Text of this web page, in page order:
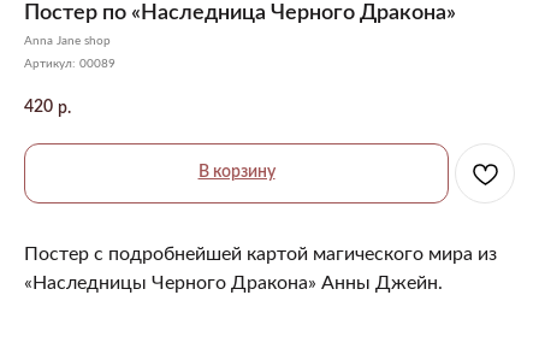
Постер по «Наследница Черного Дракона»
Anna Jane shop
Артикул: 00089
420 р.
В корзину
Постер с подробнейшей картой магического мира из
«Наследницы Черного Дракона» Анны Джейн.